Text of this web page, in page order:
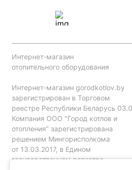
Интернет-магазин
отопительного оборудования
Интернет-магазин gorodkotlov.by
зарегистрирован в Торговом
реестре Республики Беларусь
Компания ООО "Город котлов и
отопления" зарегистрирована
решением Мингорисполкома
от 13.03.2017, в Едином
государственном регистре